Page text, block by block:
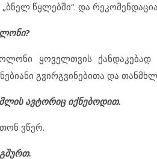
წყლებში“. და
ყოველთვის
გვირგვინებითა და
ავტორიც იქნებოდით.
ვწერ.